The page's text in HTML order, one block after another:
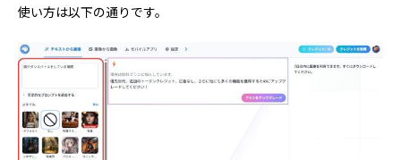
使い方は以下の通りです。